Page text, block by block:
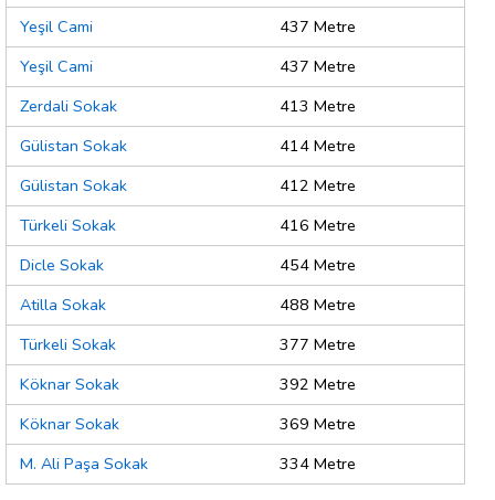
Yeşil Cami
437 Metre
Yeşil Cami
437 Metre
Zerdali Sokak
413 Metre
Gülistan Sokak
414 Metre
Gülistan Sokak
412 Metre
Türkeli Sokak
416 Metre
Dicle Sokak
454 Metre
Atilla Sokak
488 Metre
Türkeli Sokak
377 Metre
Köknar Sokak
392 Metre
Köknar Sokak
369 Metre
M. Ali Paşa Sokak
334 Metre